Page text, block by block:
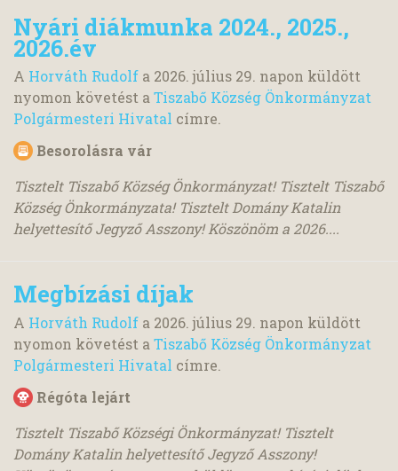
Nyári diákmunka 2024., 2025.,
2026.év
A Horváth Rudolf a 2026. július 29. napon küldött
nyomon követést a Tiszabő Község Önkormányzat
Polgármesteri Hivatal címre.
Besorolásra vár
Tisztelt Tiszabő Község Önkormányzat! Tisztelt Tiszabő
Község Önkormányzata! Tisztelt Domány Katalin
helyettesítő Jegyző Asszony! Köszönöm a 2026....
Megbízási díjak
A Horváth Rudolf a 2026. július 29. napon küldött
nyomon követést a Tiszabő Község Önkormányzat
Polgármesteri Hivatal címre.
Régóta lejárt
Tisztelt Tiszabő Községi Önkormányzat! Tisztelt
Domány Katalin helyettesítő Jegyző Asszony!